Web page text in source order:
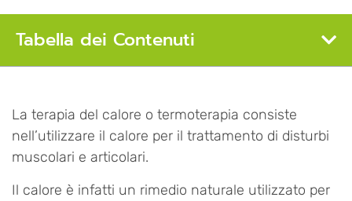
Tabella dei Contenuti
La terapia del calore o termoterapia consiste
nell’utilizzare il calore per il trattamento di disturbi
muscolari e articolari.
Il calore è infatti un rimedio naturale utilizzato per